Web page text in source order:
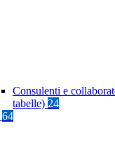
Consulenti e
tabelle) 24
64